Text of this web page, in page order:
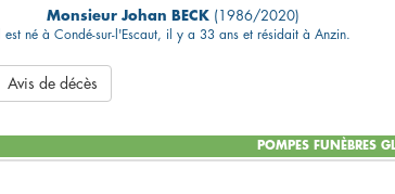
Monsieur Johan BECK (1986/2020)
Il est né à Condé-sur-l'Escaut, il y a 33 ans et résidait à Anzin.
Avis de décès
POMPES FUNÈBRES